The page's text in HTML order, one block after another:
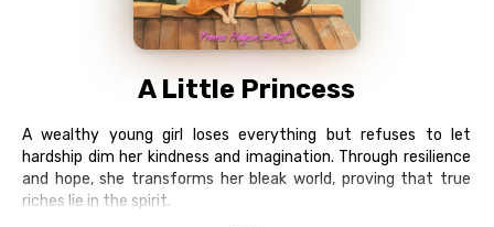
A Little Princess
A wealthy young girl loses everything but refuses to let
hardship dim her kindness and imagination. Through resilience
and hope, she transforms her bleak world, proving that true
riches lie in the spirit.